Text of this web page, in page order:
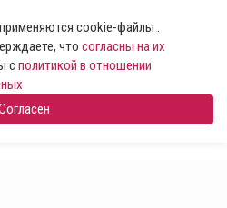
cookie-файлы .
что согласны на их
сполитикой в отношении